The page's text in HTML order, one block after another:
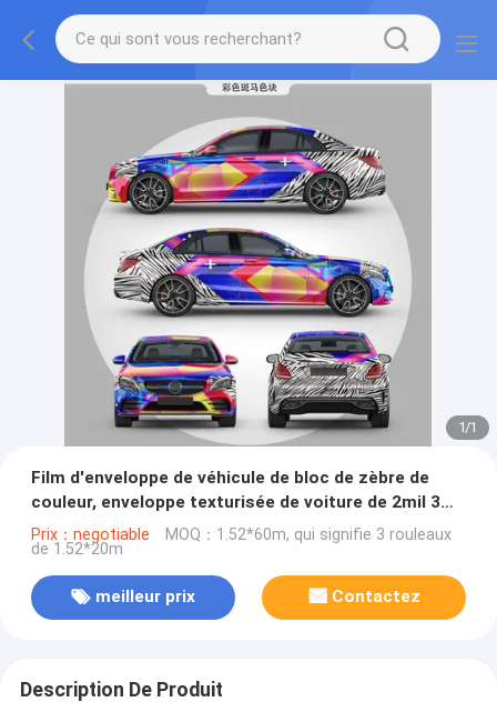
1/1
Film d'enveloppe de véhicule de bloc de zèbre de
couleur, enveloppe texturisée de voiture de 2mil 3mil
60in
Prix：negotiable MOQ：1.52*60m, qui signifie 3 rouleaux
de 1.52*20m
meilleur prix Contactez
Description De Produit